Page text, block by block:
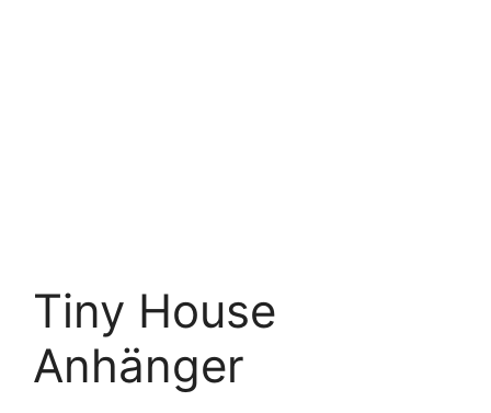
Tiny House
Anhänger